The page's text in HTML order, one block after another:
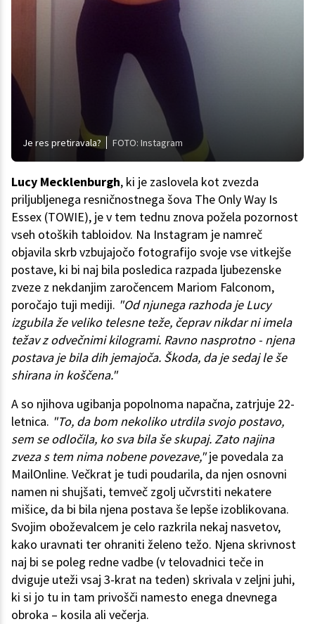
Je res pretiravala? FOTO: Instagram
Lucy Mecklenburgh, ki je zaslovela kot zvezda
priljubljenega resničnostnega šova The Only Way Is
Essex (TOWIE), je v tem tednu znova požela pozornost
vseh otoških tabloidov. Na Instagram je namreč
objavila skrb vzbujajočo fotografijo svoje vse vitkejše
postave, ki bi naj bila posledica razpada ljubezenske
zveze z nekdanjim zaročencem Mariom Falconom,
poročajo tuji mediji. "Od njunega razhoda je Lucy
izgubila že veliko telesne teže, čeprav nikdar ni imela
težav z odvečnimi kilogrami. Ravno nasprotno - njena
postava je bila dih jemajoča. Škoda, da je sedaj le še
shirana in koščena."
A so njihova ugibanja popolnoma napačna, zatrjuje 22-
letnica. "To, da bom nekoliko utrdila svojo postavo,
sem se odločila, ko sva bila še skupaj. Zato najina
zveza s tem nima nobene povezave,"je povedala za
MailOnline. Večkrat je tudi poudarila, da njen osnovni
namen ni shujšati, temveč zgolj učvrstiti nekatere
mišice, da bi bila njena postava še lepše izoblikovana.
Svojim oboževalcem je celo razkrila nekaj nasvetov,
kako uravnati ter ohraniti želeno težo. Njena skrivnost
naj bi se poleg redne vadbe (v telovadnici teče in
dviguje uteži vsaj 3-krat na teden) skrivala v zeljni juhi,
ki si jo tu in tam privošči namesto enega dnevnega
obroka – kosila ali večerja.